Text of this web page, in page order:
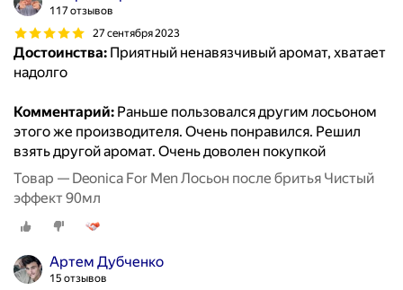
117 отзывов
27 сентября 2023
Достоинства: Приятный ненавязчивый аромат, хватает
надолго
Комментарий: Раньше пользовался другим лосьоном
этого же производителя. Очень понравился. Решил
взять другой аромат. Очень доволен покупкой
Товар — Deonica For Men Лосьон после бритья Чистый
эффект 90мл
Артем Дубченко
15 отзывов